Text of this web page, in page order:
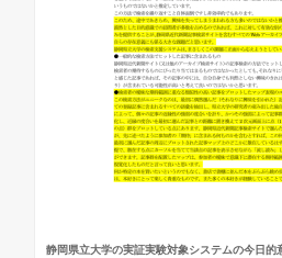
静岡県立大学の実証実験対象システムの今日的